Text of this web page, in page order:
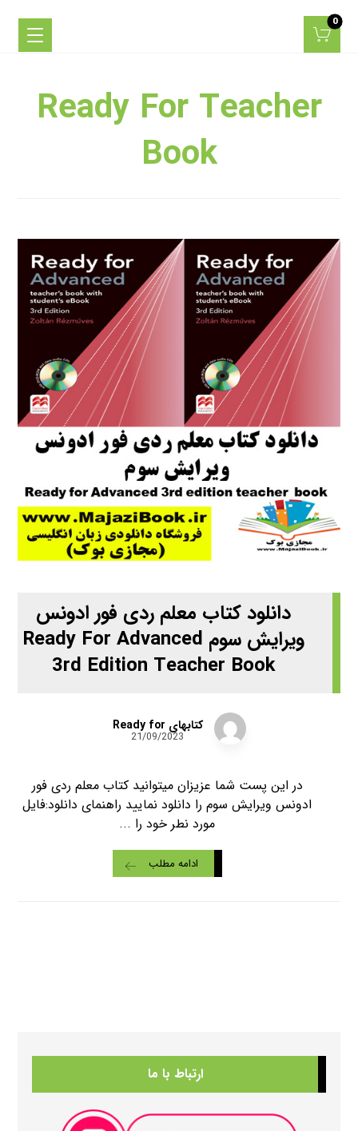
Ready For Teacher
Book
دانلود کتاب معلم ردی فور ادونس
ویرایش سوم Ready For Advanced
3rd Edition Teacher Book
کتابهای Ready for
21/09/2023
در این پست شما عزیزان میتوانید کتاب معلم ردی فور
ادونس ویرایش سوم را دانلود نمایید راهنمای دانلود:فایل
مورد نطر خود را ...
ادامه مطلب
ارتباط با ما